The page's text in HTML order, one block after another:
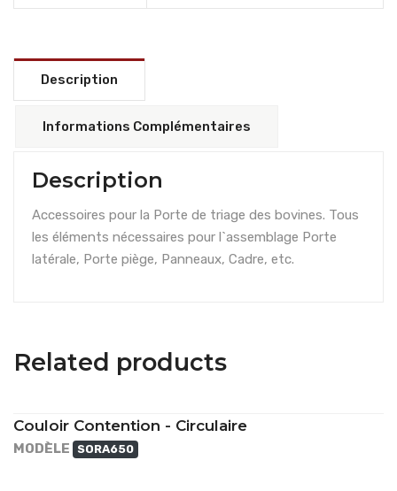
Description
Informations Complémentaires
Description
Accessoires pour la Porte de triage des bovines. Tous
les éléments nécessaires pour l`assemblage Porte
latérale, Porte piège, Panneaux, Cadre, etc.
Related products
Couloir Contention - Circulaire
MODÈLE SORA650